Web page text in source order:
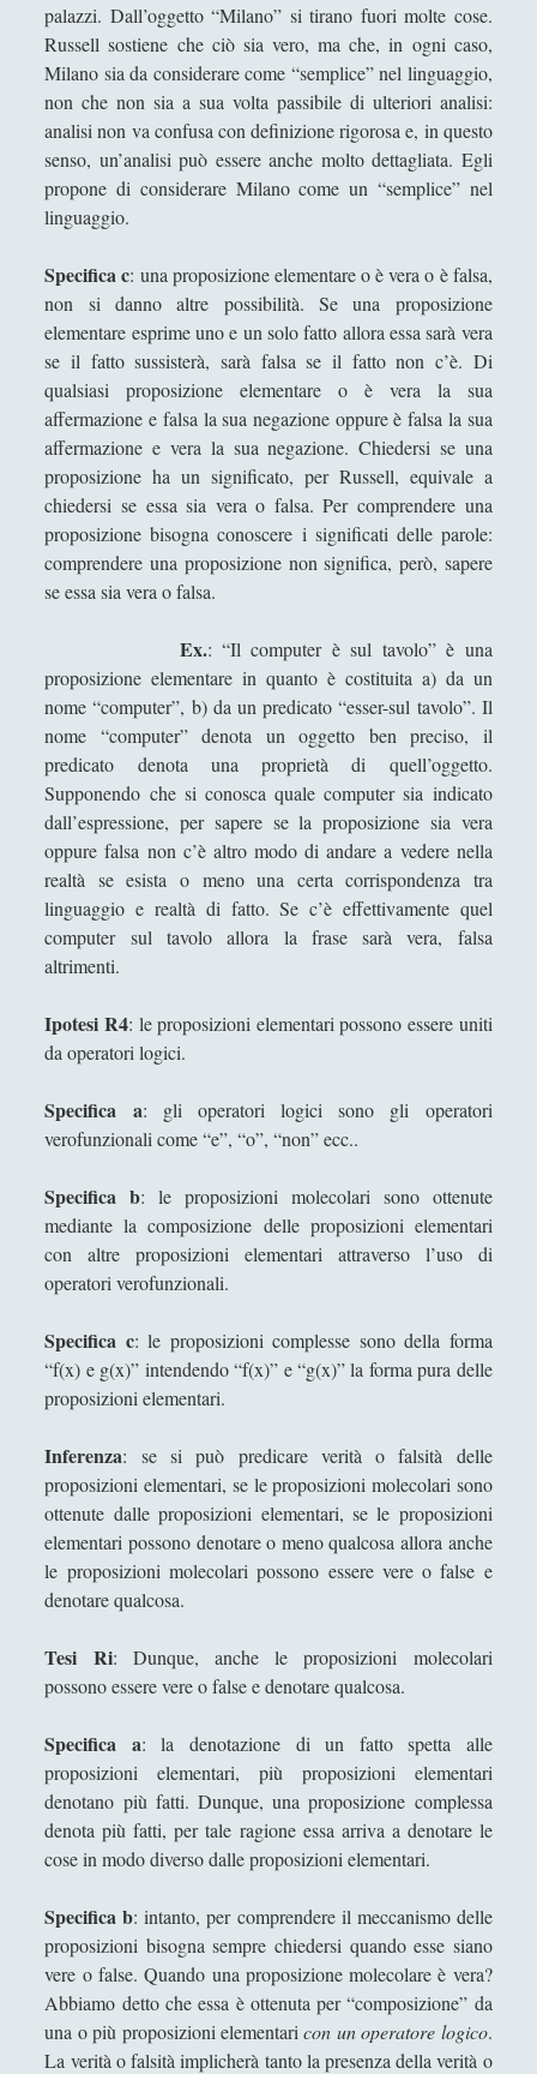
Un dono "fuori portata" per curare il trovarsi
gettati
Un mezzogiorno fertile: la geopolitica
italiana alla "sentinella" del Mediterraneo
Una "sete di successo" per il piccione...
lavatore
prominenza dell'idealismo
VENERE IN CORNICE - Il treno della
chiocciola che "sbuffa" dall'oro / The train
of a snail which "puffs" from the gold
VENERE IN CORNICE - L'attico salubre per
una "coscienza di... classe" / The salubrious
attic for a "class... consciousness"
VENERE IN CORNICE - La colonna si gonfia
d'acqua al tempo d'una fontana volante /
The column swells with water at the time of
a flying fountain
VENERE IN CORNICE - Le bollicine viola sulla
pelle d'un atomo che fa danzare la sera /
The violet bubbles on the skin of an atom
which allows the evening to dance
VENERE IN CORNICE - Una colonna per
sdraiarsi sulla temporalità / A column to lie
down on the temporality
Virtue Epistemology - Una introduzione
William James - La concezione della
coscienza
► Tolkien(3)
► I Grandi Temi della Filosofia
► Corsi Di Filosofia(10)
► Filosofia Applicata(72)
► Filosofia Orientale
(47)
Angela Luverà Rattray e l'arte al processo "archeo-
Considerazioni diverse sulla presenza di Dio
Contro certi ismi…
Desiderio e Contrappunto: la Psicoanalisi come
Filosofia del Tempo Interiore
Dire, fare e baciare dalla terra madre alla ruggine
spettrale
Espellere l'indicibile: una lettura filosofica tra
psicoanalisi e dialettica
Il Demiurgo di Platone ha l'Idea di Artisticità sui
numeri idealmente contratti
IL TRIANGOLO DELLE OPPPOSIZIONI: UN
MODELLO ERMENEUTICO
Il «Giano Bifronte» Salvator Mundi di Leonardo da
Vinci in terra straniera
L'amicizia dell'acqua verso la "clessidra" della luce
L'estetica del Monte Vulture fra l'immaginazione
materiale e la natura morta
L'Impresa Umana
L'incoronazione della Vergine di Alessandro
palazzi. Dall’oggetto “Milano” si tirano fuori molte cose.
Russell sostiene che ciò sia vero, ma che, in ogni caso,
Milano sia da considerare come “semplice” nel linguaggio,
non che non sia a sua volta passibile di ulteriori analisi:
analisi non va confusa con definizione rigorosa e, in questo
senso, un’analisi può essere anche molto dettagliata. Egli
propone di considerare Milano come un “semplice” nel
linguaggio.
Specifica c: una proposizione elementare o è vera o è falsa,
non si danno altre possibilità. Se una proposizione
elementare esprime uno e un solo fatto allora essa sarà vera
se il fatto sussisterà, sarà falsa se il fatto non c’è. Di
qualsiasi proposizione elementare o è vera la sua
affermazione e falsa la sua negazione oppure è falsa la sua
affermazione e vera la sua negazione. Chiedersi se una
proposizione ha un significato, per Russell, equivale a
chiedersi se essa sia vera o falsa. Per comprendere una
proposizione bisogna conoscere i significati delle parole:
comprendere una proposizione non significa, però, sapere
se essa sia vera o falsa.
Ex.: “Il computer è sul tavolo” è una
proposizione elementare in quanto è costituita a) da un
nome “computer”, b) da un predicato “esser-sul tavolo”. Il
nome “computer” denota un oggetto ben preciso, il
predicato denota una proprietà di quell’oggetto.
Supponendo che si conosca quale computer sia indicato
dall’espressione, per sapere se la proposizione sia vera
oppure falsa non c’è altro modo di andare a vedere nella
realtà se esista o meno una certa corrispondenza tra
linguaggio e realtà di fatto. Se c’è effettivamente quel
computer sul tavolo allora la frase sarà vera, falsa
altrimenti.
Ipotesi R4: le proposizioni elementari possono essere uniti
da operatori logici.
Specifica a: gli operatori logici sono gli operatori
verofunzionali come “e”, “o”, “non” ecc..
Specifica b: le proposizioni molecolari sono ottenute
mediante la composizione delle proposizioni elementari
con altre proposizioni elementari attraverso l’uso di
operatori verofunzionali.
Specifica c: le proposizioni complesse sono della forma
“f(x) e g(x)” intendendo “f(x)” e “g(x)” la forma pura delle
proposizioni elementari.
Inferenza: se si può predicare verità o falsità delle
proposizioni elementari, se le proposizioni molecolari sono
ottenute dalle proposizioni elementari, se le proposizioni
elementari possono denotare o meno qualcosa allora anche
le proposizioni molecolari possono essere vere o false e
denotare qualcosa.
Tesi Ri: Dunque, anche le proposizioni molecolari
possono essere vere o false e denotare qualcosa.
Specifica a: la denotazione di un fatto spetta alle
proposizioni elementari, più proposizioni elementari
denotano più fatti. Dunque, una proposizione complessa
denota più fatti, per tale ragione essa arriva a denotare le
cose in modo diverso dalle proposizioni elementari.
Specifica b: intanto, per comprendere il meccanismo delle
proposizioni bisogna sempre chiedersi quando esse siano
vere o false. Quando una proposizione molecolare è vera?
Abbiamo detto che essa è ottenuta per “composizione” da
una o più proposizioni elementaricon un operatore logico.
La verità o falsità implicherà tanto la presenza della verità o